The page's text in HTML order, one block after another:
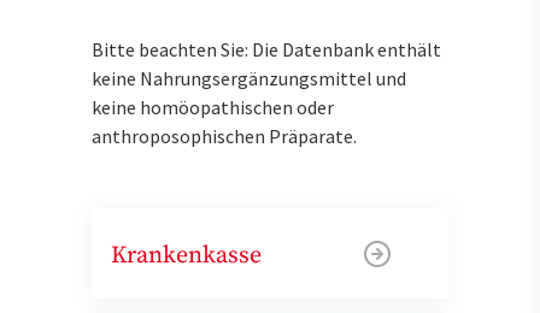
Bitte beachten Sie: Die Datenbank enthält
keine Nahrungsergänzungsmittel und
keine homöopathischen oder
anthroposophischen Präparate.
Krankenkasse